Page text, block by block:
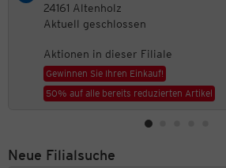
24161 Altenholz
Aktuell geschlossen
Aktionen in dieser Filiale
Gewinnen Sie Ihren Einkauf!
50% auf alle bereits reduzierten Artikel
Neue Filialsuche